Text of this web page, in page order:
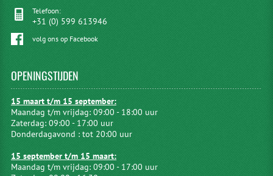
Telefoon:
+31 (0) 599 613946
volg ons op Facebook
OPENINGSTIJDEN
15 maart t/m 15 september:
Maandag t/m vrijdag: 09:00 - 18:00 uur
Zaterdag: 09:00 - 17:00 uur
Donderdagavond : tot 20:00 uur
15 september t/m 15 maart:
Maandag t/m vrijdag: 09:00 - 17:00 uur